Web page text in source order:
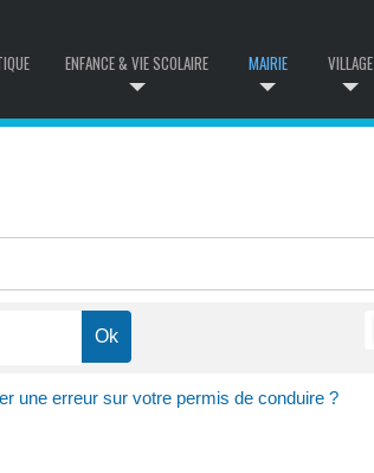
VILLAGE
MAIRIE
ENFANCE & VIE SCOLAIRE
une erreur sur votre permis de conduire ?